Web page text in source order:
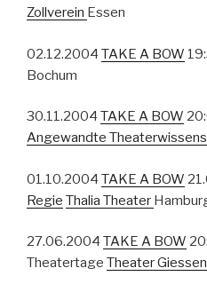
Zollverein Essen
02.12.2004 TAKE A BOW
Bochum
30.11.2004 TAKE A BOW
Angewandte
01.10.2004 TAKE A BOW
Regie Thalia Theater
27.06.2004 TAKE A BOW
Theatertage Theater Giessen